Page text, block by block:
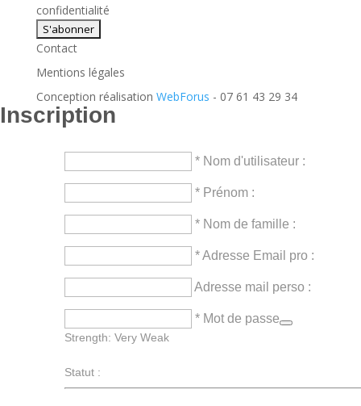
confidentialité
Contact
Mentions légales
Conception réalisation WebForus - 07 61 43 29 34
Inscription
* Nom d'utilisateur :
* Prénom :
* Nom de famille :
* Adresse Email pro :
Adresse mail perso :
* Mot de passe
Strength: Very Weak
Statut :